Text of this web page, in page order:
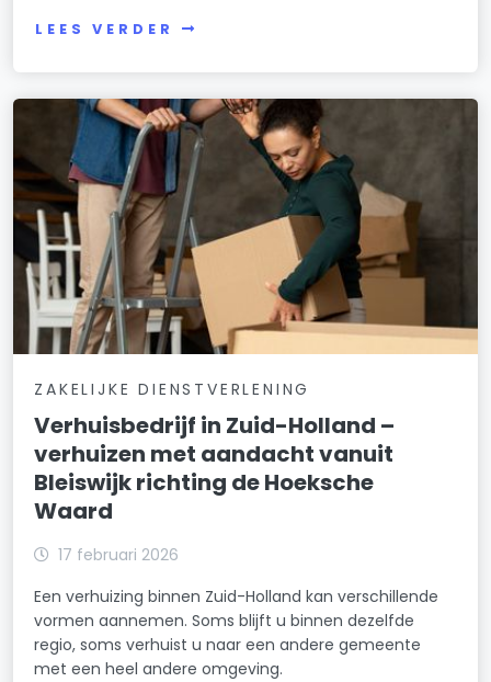
LEES VERDER
ZAKELIJKE DIENSTVERLENING
Verhuisbedrijf in Zuid-Holland –
verhuizen met aandacht vanuit
Bleiswijk richting de Hoeksche
Waard
17 februari 2026
Een verhuizing binnen Zuid-Holland kan verschillende
vormen aannemen. Soms blijft u binnen dezelfde
regio, soms verhuist u naar een andere gemeente
met een heel andere omgeving.